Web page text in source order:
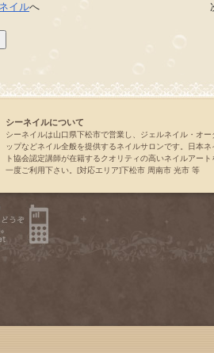
イルへ
シーネイルについて
シーネイルは山口県下松市で営業し、ジェルネイル・オー
ップなどネイル全般を提供するネイルサロンです。日本ネ
ト協会認定講師が在籍するクオリティの高いネイルアート
一度ご利用下さい。[対応エリア]下松市 周南市 光市 等